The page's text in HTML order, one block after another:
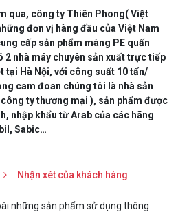
qua, công ty Thiên Phong( Việt
đơn vị hàng đầu của Việt Nam
cấp sản phẩm màng PE quấn
nhà máy chuyên sản xuất trực tiếp
tại Hà Nội, với công suất 10 tấn/
cam đoan chúng tôi là nhà sản
ty thương mại ), sản phẩm được
nhập khẩu từ Arab của các hãng
Sabic…
Nhận xét của khách hàng
những sản phẩm sử dụng thông